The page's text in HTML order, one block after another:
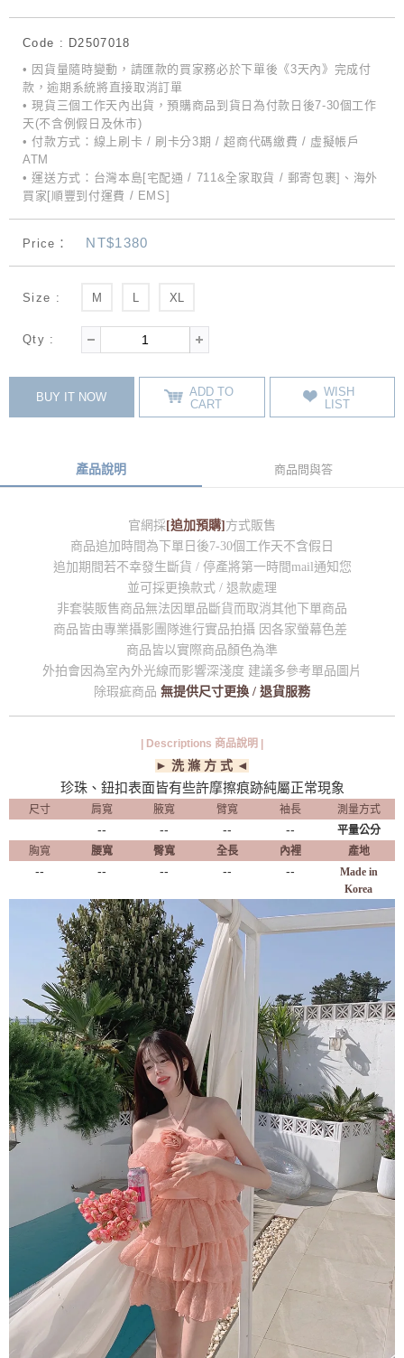
Code : D2507018
• 因貨量隨時變動，請匯款的買家務必於下單後《3天內》完成付
款，逾期系統將直接取消訂單
• 現貨三個工作天內出貨，預購商品到貨日為付款日後7-30個工作
天(不含例假日及休市)
• 付款方式：線上刷卡 / 刷卡分3期 / 超商代碼繳費 / 虛擬帳戶
ATM
• 運送方式：台灣本島[宅配通 / 711&全家取貨 / 郵寄包裹]、海外
買家[順豐到付運費 / EMS]
Price： NT$1380
Size : M L XL
Qty :
BUY IT NOW
ADD TO
CART
WISH
LIST
產品說明 商品問與答
官網採[追加預購]方式販售
商品追加時間為下單日後7-30個工作天不含假日
追加期間若不幸發生斷貨 / 停產將第一時間mail通知您
並可採更換款式 / 退款處理
非套裝販售商品無法因單品斷貨而取消其他下單商品
商品皆由專業攝影團隊進行實品拍攝 因各家螢幕色差
商品皆以實際商品顏色為準
外拍會因為室內外光線而影響深淺度 建議多參考單品圖片
除瑕疵商品 無提供尺寸更換 / 退貨服務
| Descriptions 商品說明 |
► 洗 滌 方 式 ◄
珍珠、鈕扣表面皆有些許摩擦痕跡純屬正常現象
尺寸 肩寬 腋寬 臂寬 袖長 測量方式
-- -- -- --
平量公分
胸寬
腰寬 臀寬 全長 內裡 產地
-- -- -- -- --
Made in
Korea